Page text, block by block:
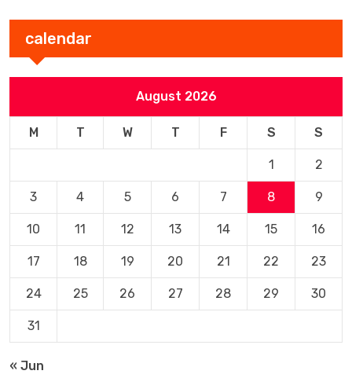
calendar
August 2026
M T W T F S S
1 2
3 4 5 6 7 8 9
10 11 12 13 14 15 16
17 18 19 20 21 22 23
24 25 26 27 28 29 30
31
« Jun